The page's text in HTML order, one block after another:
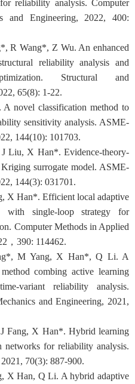
reliability analysis. Computer
and Engineering, 2022, 400:
*,R Wang*, Z Wu. An enhanced
reliability analysis and
Structural and
65(8): 1-22.
. A novel classification method to
sensitivity analysis. ASME-
144(10): 101703.
J Liu, X Han*. Evidence-theory-
Kriging surrogate model. ASME-
144(3): 031701.
X Han*. Efficient local adaptive
with single-loop strategy for
Computer Methods in Applied
， 390: 114462.
M Yang, X Han*, Q Li. A
combing active learning
variant reliability analysis.
and Engineering, 2021,
J Fang, X Han*. Hybrid learning
networks for reliability analysis.
70(3): 887-900.
X Han, Q Li. A hybrid adaptive